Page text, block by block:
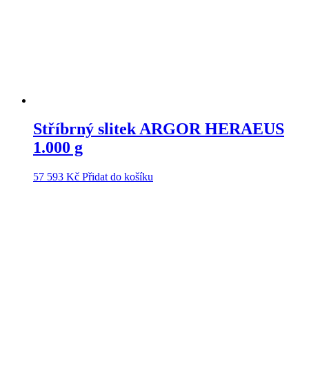
Stříbrný slitek ARGOR HERAEUS
1.000 g
57 593 Kč Přidat do košíku